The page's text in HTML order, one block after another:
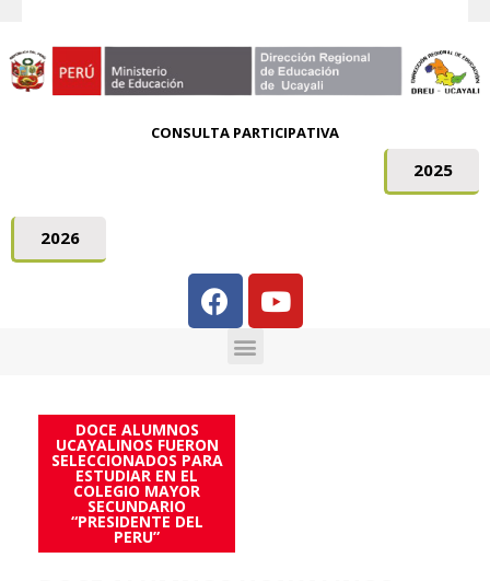
CONSULTA PARTICIPATIVA
2025
2026
DOCE ALUMNOS
UCAYALINOS FUERON
SELECCIONADOS PARA
ESTUDIAR EN EL
COLEGIO MAYOR
SECUNDARIO
“PRESIDENTE DEL
PERU”